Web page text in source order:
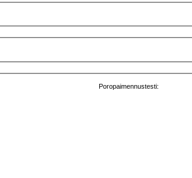
Poropaimennustesti: